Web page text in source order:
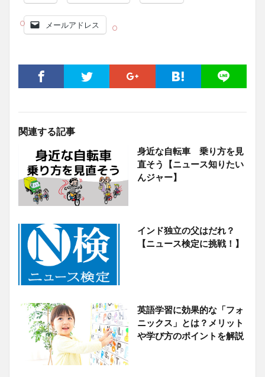
メールアドレス
関連する記事
身近な自転車 乗り方を見
直そう【ニュース知りたい
んジャー】
インド独立の父はだれ？
【ニュース検定に挑戦！】
英語学習に効果的な「フォ
ニックス」とは？メリット
や学び方のポイントを解説